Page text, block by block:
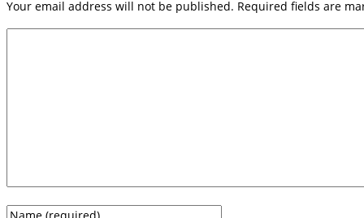
Your email address will not be published. Required fields are